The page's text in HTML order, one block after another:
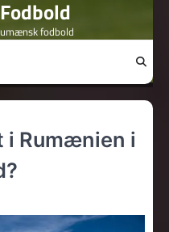
fodbold
i Rumænien i